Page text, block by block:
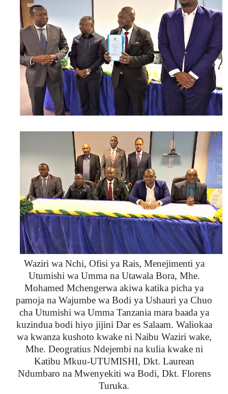
Waziri wa Nchi, Ofisi ya Rais, Menejimenti ya
Utumishi wa Umma na Utawala Bora, Mhe.
Mohamed Mchengerwa akiwa katika picha ya
pamoja na Wajumbe wa Bodi ya Ushauri ya Chuo
cha Utumishi wa Umma Tanzania mara baada ya
kuzindua bodi hiyo jijini Dar es Salaam. Waliokaa
wa kwanza kushoto kwake ni Naibu Waziri wake,
Mhe. Deogratius Ndejembi na kulia kwake ni
Katibu Mkuu-UTUMISHI, Dkt. Laurean
Ndumbaro na Mwenyekiti wa Bodi, Dkt. Florens
Turuka.